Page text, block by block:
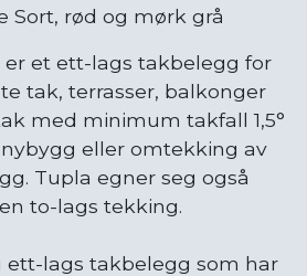
Sort, rød og mørk grå
er et ett-lags takbelegg for
tak, terrasser, balkonger
med minimum takfall 1,5°
nybygg eller omtekking av
Tupla egner seg også
to-lags tekking.
ett-lags takbelegg som har